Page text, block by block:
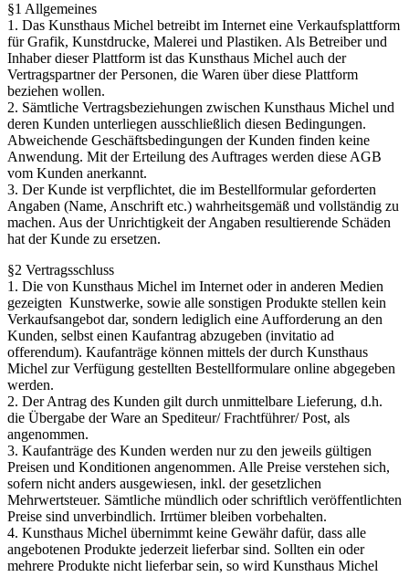
§1 Allgemeines
1. Das Kunsthaus Michel betreibt im Internet eine Verkaufsplattform
für Grafik, Kunstdrucke, Malerei und Plastiken. Als Betreiber und
Inhaber dieser Plattform ist das Kunsthaus Michel auch der
Vertragspartner der Personen, die Waren über diese Plattform
beziehen wollen.
2. Sämtliche Vertragsbeziehungen zwischen Kunsthaus Michel und
deren Kunden unterliegen ausschließlich diesen Bedingungen.
Abweichende Geschäftsbedingungen der Kunden finden keine
Anwendung. Mit der Erteilung des Auftrages werden diese AGB
vom Kunden anerkannt.
3. Der Kunde ist verpflichtet, die im Bestellformular geforderten
Angaben (Name, Anschrift etc.) wahrheitsgemäß und vollständig zu
machen. Aus der Unrichtigkeit der Angaben resultierende Schäden
hat der Kunde zu ersetzen.
§2 Vertragsschluss
1. Die von Kunsthaus Michel im Internet oder in anderen Medien
gezeigten Kunstwerke, sowie alle sonstigen Produkte stellen kein
Verkaufsangebot dar, sondern lediglich eine Aufforderung an den
Kunden, selbst einen Kaufantrag abzugeben (invitatio ad
offerendum). Kaufanträge können mittels der durch Kunsthaus
Michel zur Verfügung gestellten Bestellformulare online abgegeben
werden.
2. Der Antrag des Kunden gilt durch unmittelbare Lieferung, d.h.
die Übergabe der Ware an Spediteur/ Frachtführer/ Post, als
angenommen.
3. Kaufanträge des Kunden werden nur zu den jeweils gültigen
Preisen und Konditionen angenommen. Alle Preise verstehen sich,
sofern nicht anders ausgewiesen, inkl. der gesetzlichen
Mehrwertsteuer. Sämtliche mündlich oder schriftlich veröffentlichten
Preise sind unverbindlich. Irrtümer bleiben vorbehalten.
4. Kunsthaus Michel übernimmt keine Gewähr dafür, dass alle
angebotenen Produkte jederzeit lieferbar sind. Sollten ein oder
mehrere Produkte nicht lieferbar sein, so wird Kunsthaus Michel